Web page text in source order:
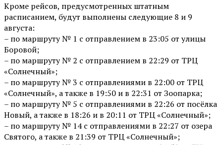
Кроме рейсов, предусмотренных штатным
расписанием, будут выполнены следующие 8 и 9
августа:
– по маршруту № 1 с отправлением в 23:05 от улицы
Боровой;
– по маршруту № 2 с отправлением в 22:29 от ТРЦ
«Солнечный»;
– по маршруту № 3 с отправлениями в 22:00 от ТРЦ
«Солнечный», а также в 19:50 и в 22:31 от Зоопарка;
– по маршруту № 5 с отправлениями в 22:26 от посёлка
Новый, а также в 18:26 и в 20:11 от ТРЦ «Солнечный»;
– по маршруту № 14 с отправлениями в 22:27 от озера
Святого, а также в 21:39 от ТРЦ «Солнечный»;